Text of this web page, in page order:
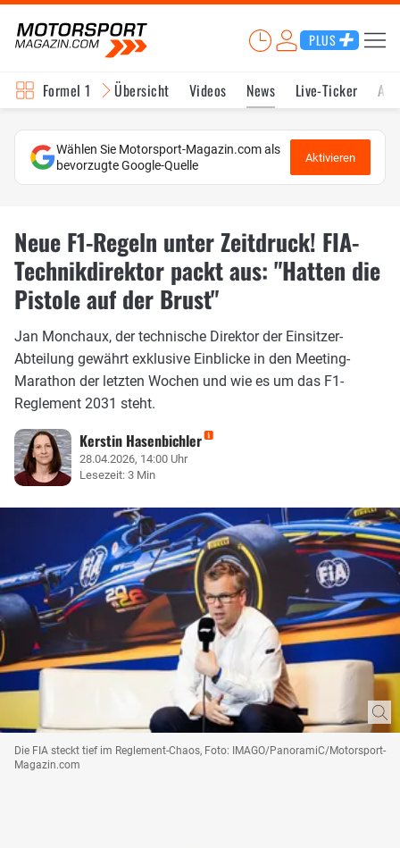
PLUS
Formel 1 Übersicht Videos News Live-Ticker
Wählen Sie Motorsport-Magazin.com als
bevorzugte Google-Quelle
Aktivieren
Neue F1-Regeln unter Zeitdruck! FIA-
Technikdirektor packt aus: "Hatten die
Pistole auf der Brust"
Jan Monchaux, der technische Direktor der Einsitzer-
Abteilung gewährt exklusive Einblicke in den Meeting-
Marathon der letzten Wochen und wie es um das F1-
Reglement 2031 steht.
Kerstin Hasenbichler
28.04.2026, 14:00 Uhr
Lesezeit: 3 Min
Die FIA steckt tief im Reglement-Chaos, Foto: IMAGO/PanoramiC/Motorsport-
Magazin.com